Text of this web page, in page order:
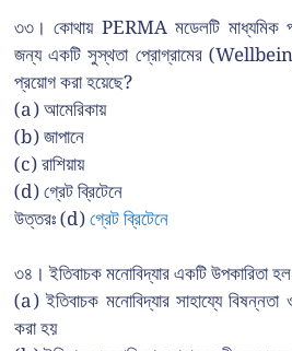
৩৩। কোথায় PERMA মডেলটি মাধ্যমিক
জন্য একটি সুস্থতা প্রোগ্রামের
প্রয়োগ করা হয়েছে?
(a) আমেরিকায়
(b) জাপানে
(c) রাশিয়ায়
(d) গ্রেট ব্রিটেনে
উত্তরঃ (d)গ্রেট ব্রিটেনে
৩৪। ইতিবাচক মনোবিদ্যার একটি উপকারিতা
(a) ইতিবাচক মনোবিদ্যার সাহায্যে
করা হয়